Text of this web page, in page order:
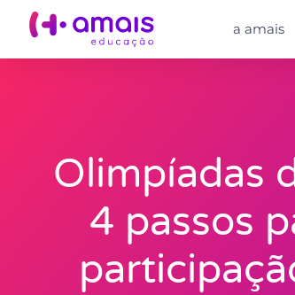
a amais
Olimpíadas
4 passos